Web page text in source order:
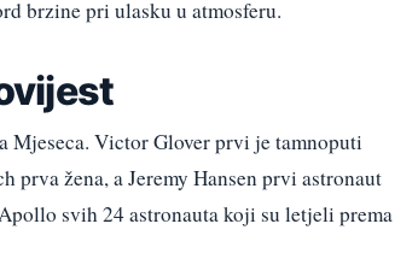
brzine pri ulasku u atmosferu.
Mjeseca. Victor Glover prvi je tamnoputi
prva žena, a Jeremy Hansen prvi astronaut
svih 24 astronauta koji su letjeli prema